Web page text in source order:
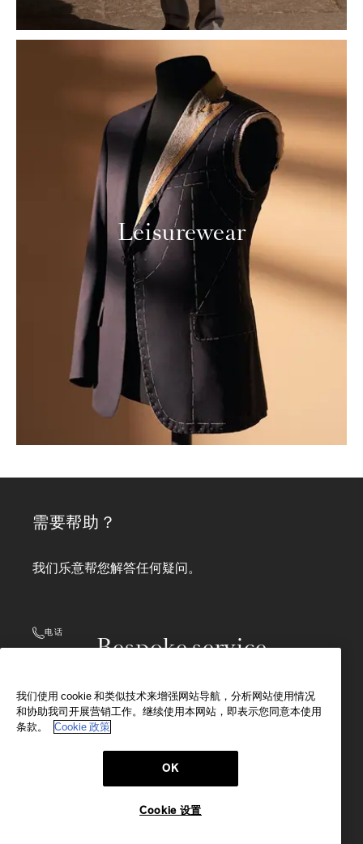
Leisurewear
Bespoke service
需要帮助？
我们乐意帮您解答任何疑问。
电话
10 am-8 pm(SGT)
致电联系我们
我们使用 cookie 和类似技术来增强网站导航，分析网站使用情况
和协助我司开展营销工作。继续使用本网站，即表示您同意本使用
条款。
Cookie 政策
OK
Cookie 设置